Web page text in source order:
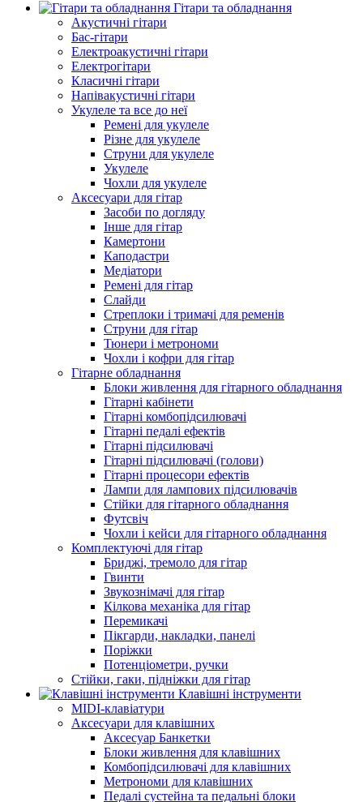
Гітари та обладнання
Акустичні гітари
Бас-гітари
Електроакустичні гітари
Електрогітари
Класичні гітари
Напівакустичні гітари
Укулеле та все до неї
Ремені для укулеле
Різне для укулеле
Струни для укулеле
Укулеле
Чохли для укулеле
Аксесуари для гітар
Засоби по догляду
Інше для гітар
Камертони
Каподастри
Медіатори
Ремені для гітар
Слайди
Стреплоки і тримачі для ременів
Струни для гітар
Тюнери і метрономи
Чохли і кофри для гітар
Гітарне обладнання
Блоки живлення для гітарного обладнання
Гітарні кабінети
Гітарні комбопідсилювачі
Гітарні педалі ефектів
Гітарні підсилювачі
Гітарні підсилювачі (голови)
Гітарні процесори ефектів
Лампи для лампових підсилювачів
Стійки для гітарного обладнання
Футсвіч
Чохли і кейси для гітарного обладнання
Комплектуючі для гітар
Бриджі, тремоло для гітар
Гвинти
Звукознімачі для гітар
Кілкова механіка для гітар
Перемикачі
Пікгарди, накладки, панелі
Поріжки
Потенціометри, ручки
Стійки, гаки, підніжки для гітар
Клавішні інструменти
MIDI-клавіатури
Аксесуари для клавішних
Аксесуар Банкетки
Блоки живлення для клавішних
Комбопідсилювачі для клавішних
Метрономи для клавішних
Педалі сустейна та педальні блоки